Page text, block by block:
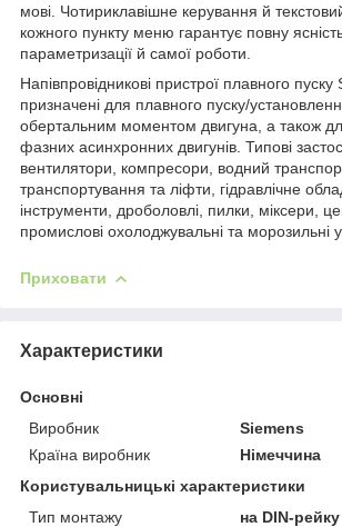
мові. Чотириклавішне керування й
кожного пункту меню гарантує повну
параметризації й самої роботи.
Напівпровідникові пристрої плавного
призначені для плавного пуску/
обертальним моментом двигуна, а також
фазних асинхронних двигунів. Типові
вентилятори, компресори, водний
транспортування та ліфти, гідравлічне
інструменти, дроболовлі, пилки, міксери,
промислові охолоджувальні та морозильні
Приховати
Характеристики
Основні
Виробник
Siemens
Країна виробник
Німеччина
Користувальницькі характеристики
Тип монтажу
на DIN-рейку